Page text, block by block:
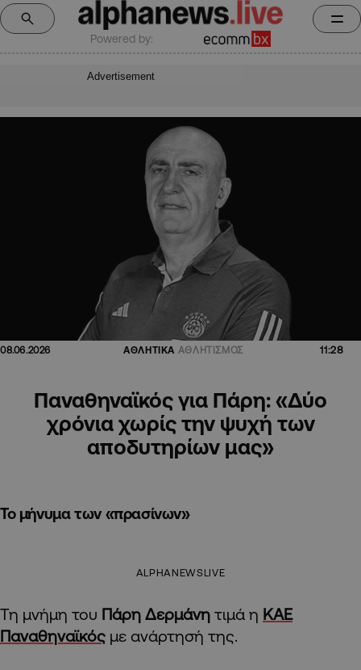
Powered by:
Advertisement
08.06.2026 ΑΘΛΗΤΙΚΑ ΑΘΛΗΤΙΣΜΟΣ 11:28
Παναθηναϊκός για Πάρη: «Δύο
χρόνια χωρίς την ψυχή των
αποδυτηρίων μας»
Το μήνυμα των «πρασίνων»
ALPHANEWSLIVE
Τη μνήμη του Πάρη Δερμάνη τιμά η ΚΑΕ
Παναθηναϊκός με ανάρτησή της.